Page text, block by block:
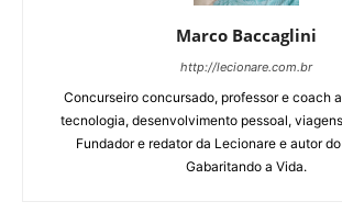
Marco Baccaglini
http://lecionare.com.br
Concurseiro concursado, professor e coach
tecnologia, desenvolvimento pessoal,
Fundador e redator da Lecionare e autor
Gabaritando a Vida.